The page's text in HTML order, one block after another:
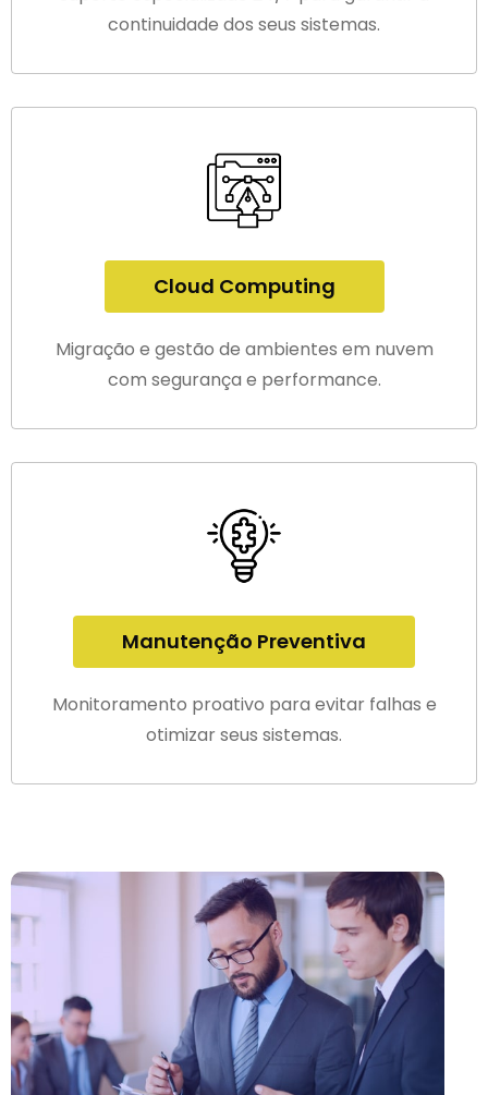
continuidade dos seus sistemas.
Cloud Computing
Migração e gestão de ambientes em nuvem
com segurança e performance.
Manutenção Preventiva
Monitoramento proativo para evitar falhas e
otimizar seus sistemas.